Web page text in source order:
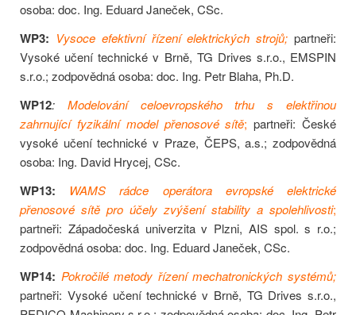
osoba: doc. Ing. Eduard Janeček, CSc.
WP3: Vysoce efektivní řízení elektrických strojů; partneři:
Vysoké učení technické v Brně, TG Drives s.r.o., EMSPIN
s.r.o.; zodpovědná osoba: doc. Ing. Petr Blaha, Ph.D.
WP12: Modelování celoevropského trhu s elektřinou
zahrnující fyzikální model přenosové sítě;partneři: České
vysoké učení technické v Praze, ČEPS, a.s.; zodpovědná
osoba: Ing. David Hrycej, CSc.
WP13:
WAMS rádce operátora evropské elektrické
přenosové sítě pro účely zvýšení stability a spolehlivosti;
partneři: Západočeská univerzita v Plzni, AIS spol. s r.o.;
zodpovědná osoba: doc. Ing. Eduard Janeček, CSc.
WP14: Pokročilé metody řízení mechatronických systémů;
partneři: Vysoké učení technické v Brně, TG Drives s.r.o.,